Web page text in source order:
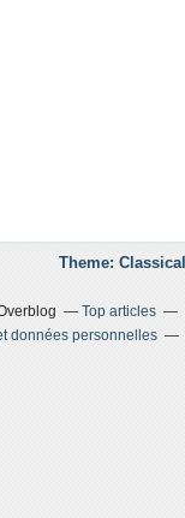
Theme:
Top articles
données personnelles